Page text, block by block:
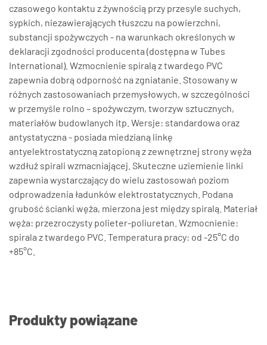
czasowego kontaktu z żywnością przy przesyle suchych,
sypkich, niezawierających tłuszczu na powierzchni,
substancji spożywczych - na warunkach określonych w
deklaracji zgodności producenta (dostępna w Tubes
International). Wzmocnienie spiralą z twardego PVC
zapewnia dobrą odporność na zgniatanie. Stosowany w
różnych zastosowaniach przemysłowych, w szczególności
w przemyśle rolno – spożywczym, tworzyw sztucznych,
materiałów budowlanych itp. Wersje: standardowa oraz
antystatyczna - posiada miedzianą linkę
antyelektrostatyczną zatopioną z zewnętrznej strony węża
wzdłuż spirali wzmacniającej. Skuteczne uziemienie linki
zapewnia wystarczający do wielu zastosowań poziom
odprowadzenia ładunków elektrostatycznych. Podana
grubość ścianki węża, mierzona jest między spiralą. Materiał
węża: przezroczysty polieter-poliuretan. Wzmocnienie:
spirala z twardego PVC. Temperatura pracy: od -25°C do
+85°C.
Produkty powiązane